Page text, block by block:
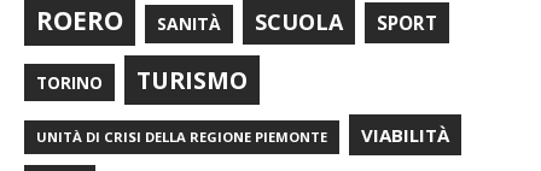
ROERO SANITÀ SCUOLA SPORT
TORINO TURISMO
UNITÀ DI CRISI DELLA REGIONE PIEMONTE VIABILITÀ